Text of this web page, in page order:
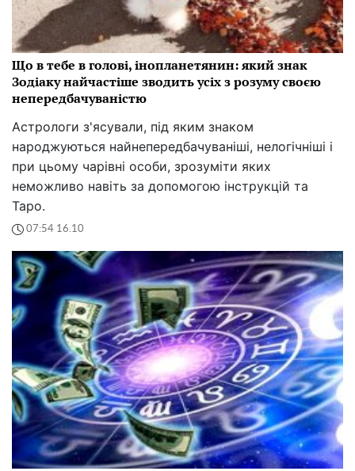
Що в тебе в голові, інопланетянин: який знак
Зодіаку найчастіше зводить усіх з розуму своєю
непередбачуваністю
Астрологи з'ясували, під яким знаком
народжуються найнепередбачуваніші, нелогічніші і
при цьому чарівні особи, зрозуміти яких
неможливо навіть за допомогою інструкцій та
Таро.
07:54 16.10